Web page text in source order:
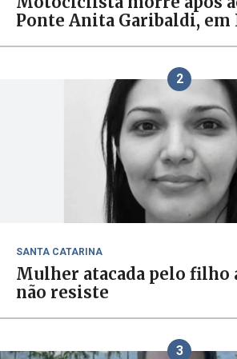
Ponte Anita Garibaldi, em
2
SANTA CATARINA
Mulher atacada pelo filho
não resiste
3